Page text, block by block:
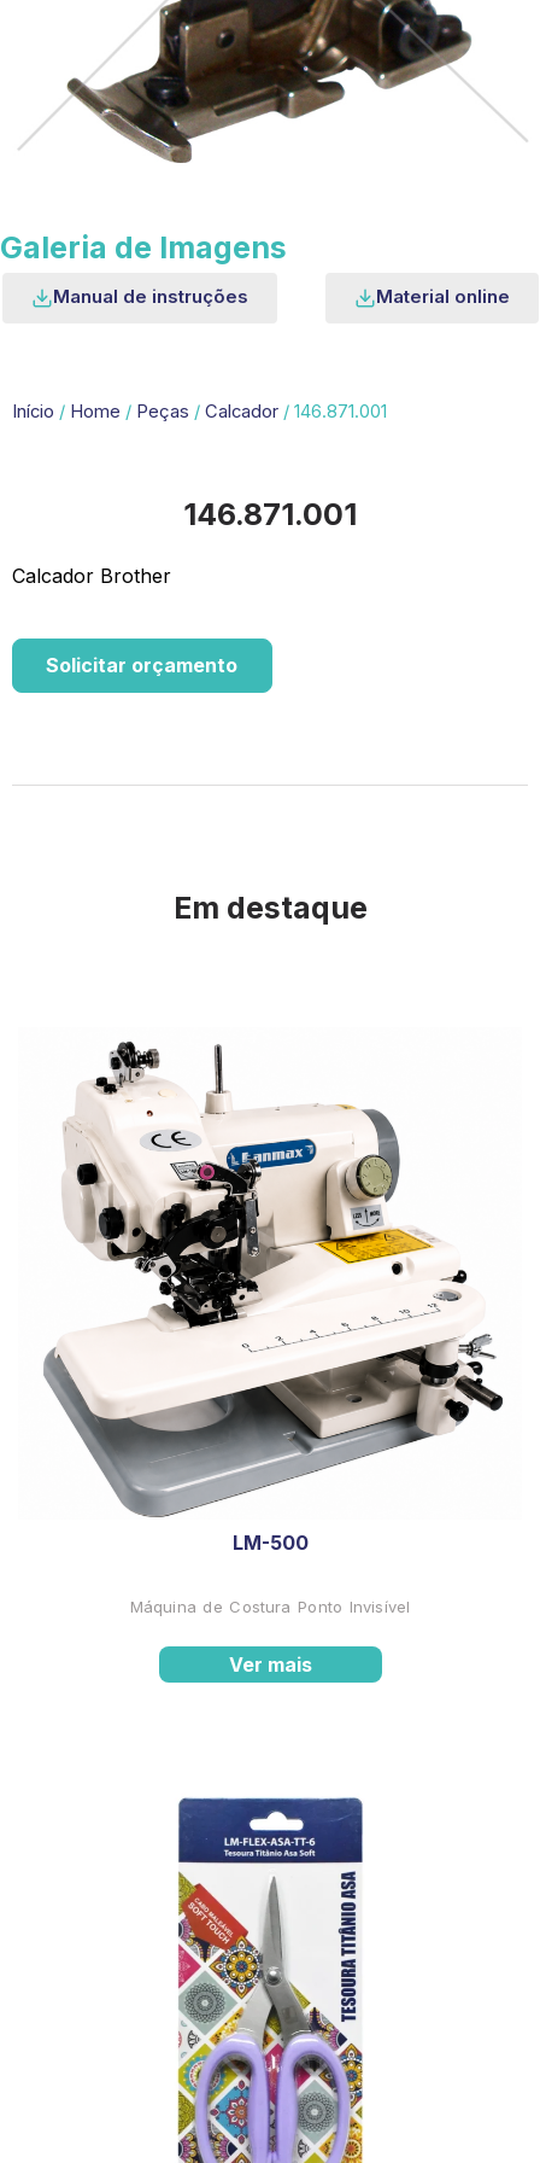
Galeria de Imagens
Manual de instruções Material online
Início / Home / Peças / Calcador / 146.871.001
146.871.001
Calcador Brother
Solicitar orçamento
Em destaque
LM-500
Máquina de Costura Ponto Invisível
Ver mais